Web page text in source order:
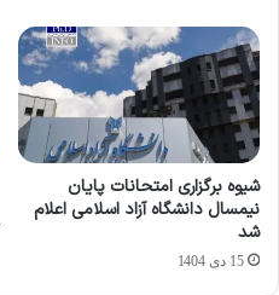
شیوه برگزاری امتحانات پایان
نیمسال دانشگاه آزاد اسلامی اعلام
شد
15 دی 1404